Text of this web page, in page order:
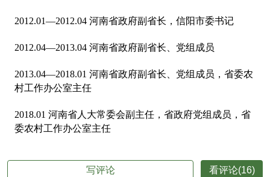
2012.01—2012.04 河南省政府副省长，信阳市委书记
2012.04—2013.04 河南省政府副省长、党组成员
2013.04—2018.01 河南省政府副省长、党组成员，省委农
村工作办公室主任
2018.01 河南省人大常委会副主任，省政府党组成员，省
委农村工作办公室主任
写评论 看评论(16)